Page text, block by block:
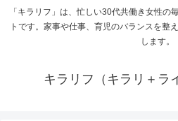
「キラリフ」は、忙しい30代共働き女性の
トです。家事や仕事、育児のバランスを整
します。
キラリフ（キラリ＋ラ